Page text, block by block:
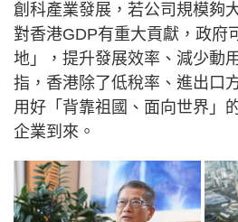
創科產業發展，若公司規模夠
對香港GDP有重大貢獻，政府
地」，提升發展效率、減少動
指，香港除了低稅率、進出口
用好「背靠祖國、面向世界」
企業到來。